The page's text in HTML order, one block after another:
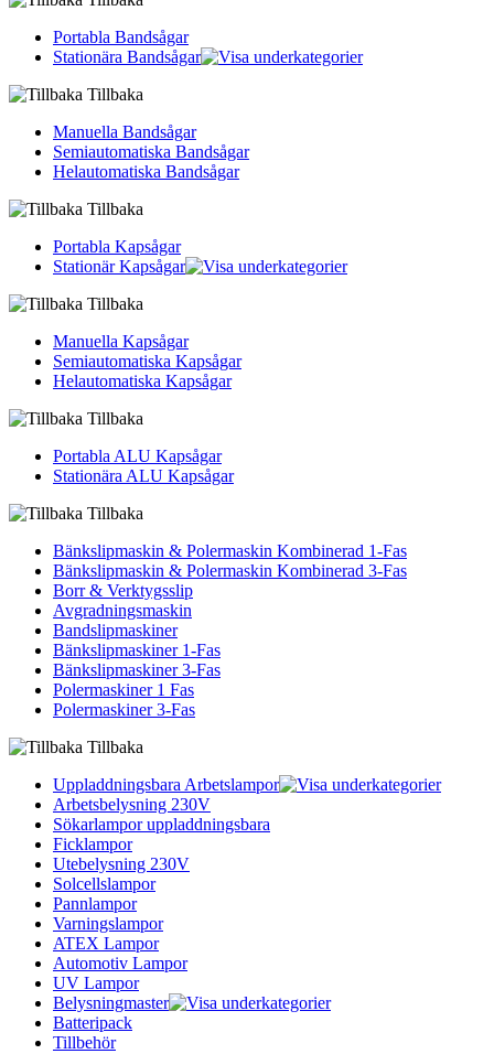
Portabla Bandsågar
Stationära Bandsågar
Tillbaka
Manuella Bandsågar
Semiautomatiska Bandsågar
Helautomatiska Bandsågar
Tillbaka
Portabla Kapsågar
Stationär Kapsågar
Tillbaka
Manuella Kapsågar
Semiautomatiska Kapsågar
Helautomatiska Kapsågar
Tillbaka
Portabla ALU Kapsågar
Stationära ALU Kapsågar
Tillbaka
Bänkslipmaskin & Polermaskin Kombinerad 1-Fas
Bänkslipmaskin & Polermaskin Kombinerad 3-Fas
Borr & Verktygsslip
Avgradningsmaskin
Bandslipmaskiner
Bänkslipmaskiner 1-Fas
Bänkslipmaskiner 3-Fas
Polermaskiner 1 Fas
Polermaskiner 3-Fas
Tillbaka
Uppladdningsbara Arbetslampor
Arbetsbelysning 230V
Sökarlampor uppladdningsbara
Ficklampor
Utebelysning 230V
Solcellslampor
Pannlampor
Varningslampor
ATEX Lampor
Automotiv Lampor
UV Lampor
Belysningmaster
Batteripack
Tillbehör